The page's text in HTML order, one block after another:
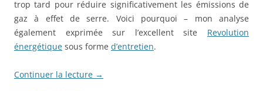
trop tard pour réduire significativement les émissions de
gaz à effet de serre. Voici pourquoi – mon analyse
également exprimée sur l’excellent site Revolution
énergétique sous forme d’entretien.
Continuer la lecture →